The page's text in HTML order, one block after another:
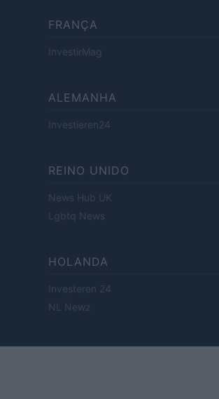
FRANÇA
InvestirMag
ALEMANHA
Investieren24
REINO UNIDO
News Hub UK
Lgbtq News
HOLANDA
Investeren 24
NL Newz